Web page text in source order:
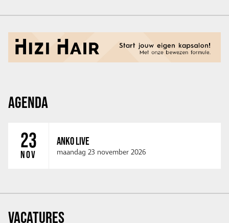
AGENDA
23
NOV
ANKO LIVE
maandag 23 november 2026
VACATURES